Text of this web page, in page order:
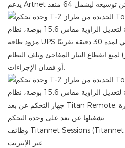
مزود طاقة UPS مدمج، يقوم بفصل التيار الكهربائي لمدة 30 دقيقة تقريبًا
انقطاع التيار المفاجئ وتلف النظام
أو فقدان الإجراءات.
جهاز التحكم عن بعد Titan Remote. سيتم عرض إشارة CUE التي تم
تشغيلها عن بعد على وحدة التحكم.
وظائف Titannet Sessions (Titannet System Process Control)
عبر الإنترنت